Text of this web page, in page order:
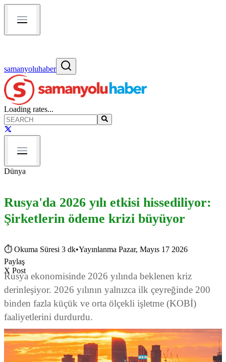
samanyoluhaber
Loading rates...
Dünya
Rusya'da 2026 yılı etkisi hissediliyor:
Şirketlerin ödeme krizi büyüyor
⏱ Okuma Süresi 3 dk•Yayınlanma Pazar, Mayıs 17 2026
Paylaş
X Post
Rusya ekonomisinde 2026 yılında beklenen kriz
derinleşiyor. 2026 yılının yalnızca ilk çeyreğinde 200
binden fazla küçük ve orta ölçekli işletme (KOBİ)
faaliyetlerini durdurdu.